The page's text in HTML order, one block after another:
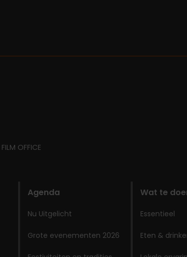
FILM OFFICE
Agenda
Nu Uitgelicht
Grote evenementen 2026
Wat te
Essentieel
Eten &